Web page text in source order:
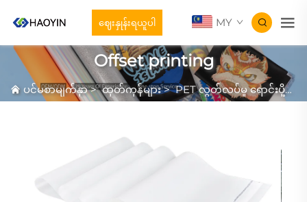
ဈေးနှုန်းရယူပါ MY
Offset printing
ပင်မစာမျက်နှာ>ထုတ်ကုန်များ>PET လွတ်လပ်မှု ရောင်းပို့ခြင်း